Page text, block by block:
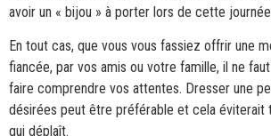
avoir un « bijou » à porter lors de cette
En tout cas, que vous vous fassiez offrir une
fiancée, par vos amis ou votre famille, il ne
faire comprendre vos attentes. Dresser une
désirées peut être préférable et cela éviterait
qui déplaît.